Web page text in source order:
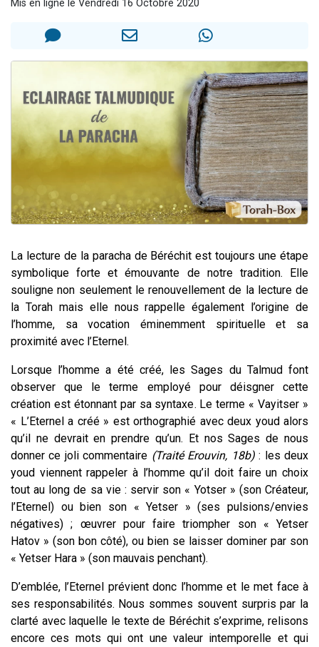
Eva vient de donner son Maasser
3 personnes viennent de nous rejoindre sur WhatsApp
3 personnes viennent de faire un don pour Événements Torah-Box
Mis en ligne le Vendredi 16 Octobre 2020
La lecture de la paracha de Béréchit est toujours une étape
symbolique forte et émouvante de notre tradition. Elle
souligne non seulement le renouvellement de la lecture de
la Torah mais elle nous rappelle également l’origine de
l’homme, sa vocation éminemment spirituelle et sa
proximité avec l’Eternel.
Lorsque l’homme a été créé, les Sages du Talmud font
observer que le terme employé pour déisgner cette
création est étonnant par sa syntaxe. Le terme « Vayitser »
« L’Eternel a créé » est orthographié avec deux youd alors
qu’il ne devrait en prendre qu’un. Et nos Sages de nous
donner ce joli commentaire (Traité Erouvin, 18b): les deux
youd viennent rappeler à l’homme qu’il doit faire un choix
tout au long de sa vie : servir son « Yotser » (son Créateur,
l’Eternel) ou bien son « Yetser » (ses pulsions/envies
négatives) ; œuvrer pour faire triompher son « Yetser
Hatov » (son bon côté), ou bien se laisser dominer par son
« Yetser Hara » (son mauvais penchant).
D’emblée, l’Eternel prévient donc l’homme et le met face à
ses responsabilités. Nous sommes souvent surpris par la
clarté avec laquelle le texte de Béréchit s’exprime, relisons
encore ces mots qui ont une valeur intemporelle et qui